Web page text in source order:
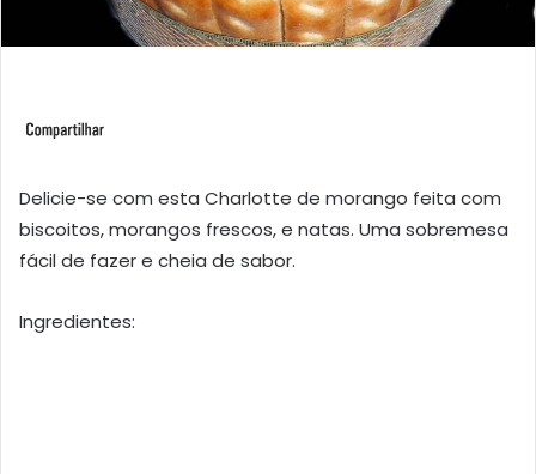
Delicie-se com esta Charlotte de morango feita com
biscoitos, morangos frescos, e natas. Uma sobremesa
fácil de fazer e cheia de sabor.
Ingredientes: